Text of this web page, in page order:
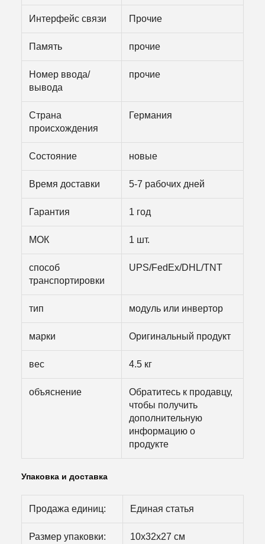
Интерфейс связи Прочие
Память прочие
Номер ввода/
вывода
прочие
Страна
происхождения
Германия
Состояние новые
Время доставки 5-7 рабочих дней
Гарантия 1 год
МОК 1 шт.
способ
транспортировки
UPS/FedEx/DHL/TNT
тип модуль или инвертор
марки Оригинальный продукт
вес 4.5 кг
объяснение
Обратитесь к продавцу,
чтобы получить
дополнительную
информацию о
продукте
Упаковка и доставка
Продажа единиц: Единая статья
Размер упаковки: 10х32х27 см